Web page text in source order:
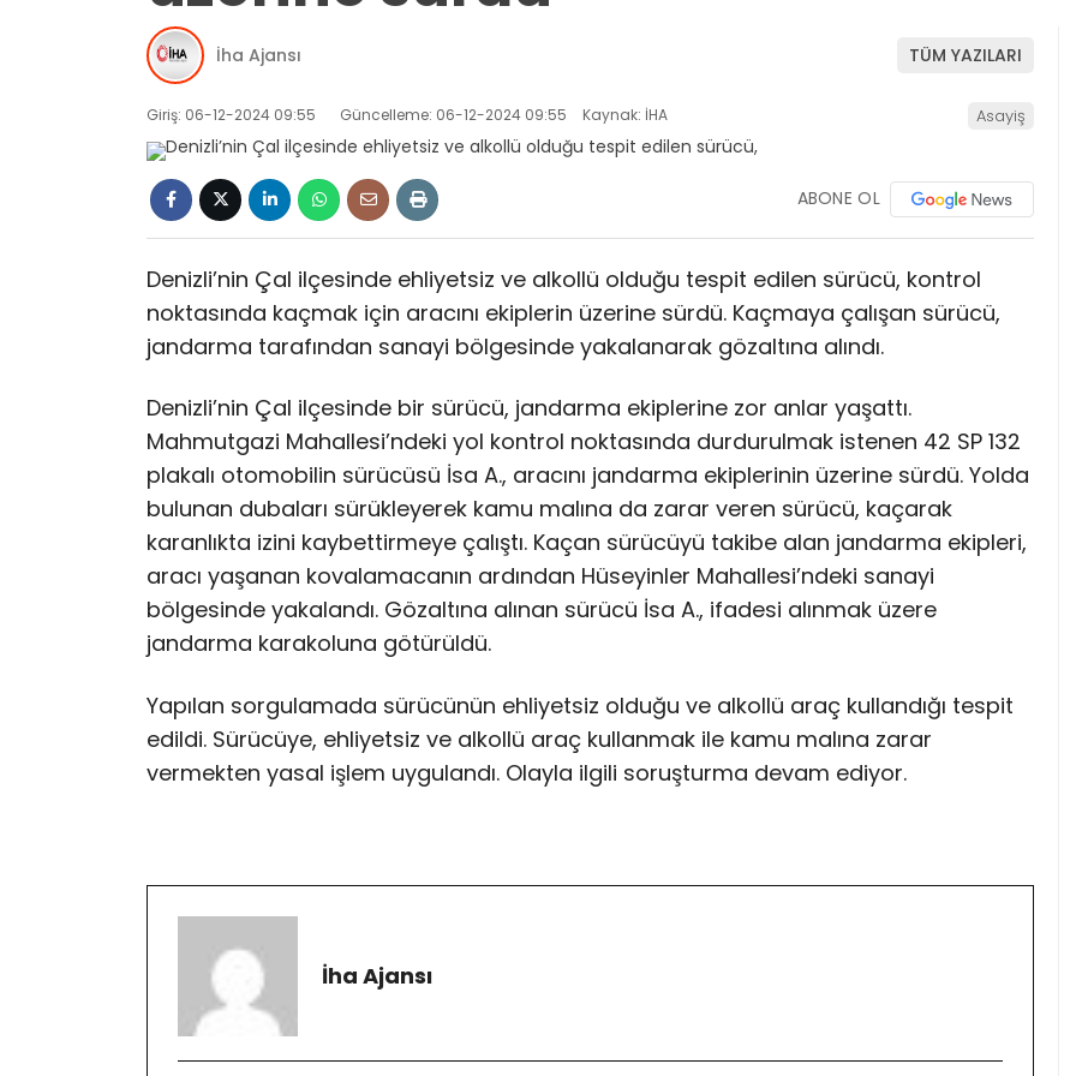
İha Ajansı TÜM YAZILARI
Giriş: 06-12-2024 09:55 Güncelleme: 06-12-2024 09:55 Kaynak: İHA Asayiş
ABONE OL
Denizli’nin Çal ilçesinde ehliyetsiz ve alkollü olduğu tespit edilen sürücü, kontrol
noktasında kaçmak için aracını ekiplerin üzerine sürdü. Kaçmaya çalışan sürücü,
jandarma tarafından sanayi bölgesinde yakalanarak gözaltına alındı.
Denizli’nin Çal ilçesinde bir sürücü, jandarma ekiplerine zor anlar yaşattı.
Mahmutgazi Mahallesi’ndeki yol kontrol noktasında durdurulmak istenen 42 SP 132
plakalı otomobilin sürücüsü İsa A., aracını jandarma ekiplerinin üzerine sürdü. Yolda
bulunan dubaları sürükleyerek kamu malına da zarar veren sürücü, kaçarak
karanlıkta izini kaybettirmeye çalıştı. Kaçan sürücüyü takibe alan jandarma ekipleri,
aracı yaşanan kovalamacanın ardından Hüseyinler Mahallesi’ndeki sanayi
bölgesinde yakalandı. Gözaltına alınan sürücü İsa A., ifadesi alınmak üzere
jandarma karakoluna götürüldü.
Yapılan sorgulamada sürücünün ehliyetsiz olduğu ve alkollü araç kullandığı tespit
edildi. Sürücüye, ehliyetsiz ve alkollü araç kullanmak ile kamu malına zarar
vermekten yasal işlem uygulandı. Olayla ilgili soruşturma devam ediyor.
İha Ajansı